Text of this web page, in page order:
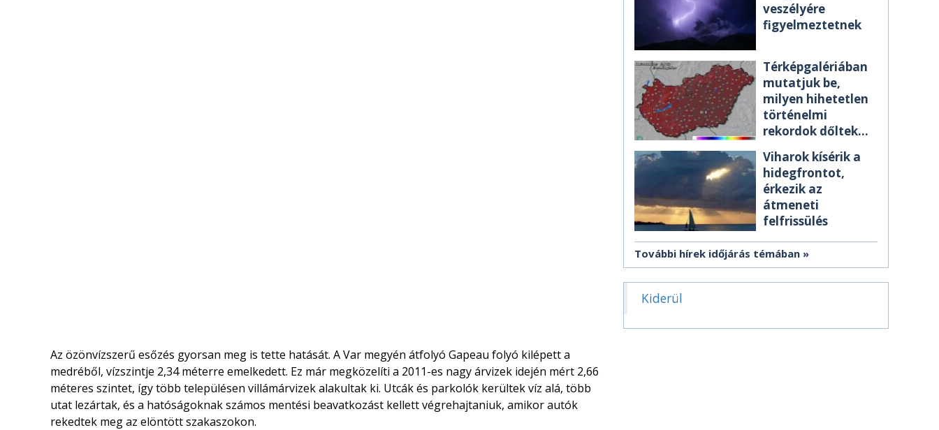
Az özönvízszerű esőzés gyorsan meg is tette hatását. A Var megyén átfolyó Gapeau folyó kilépett a
medréből, vízszintje 2,34 méterre emelkedett. Ez már megközelíti a 2011-es nagy árvizek idején mért 2,66
méteres szintet, így több településen villámárvizek alakultak ki. Utcák és parkolók kerültek víz alá, több
utat lezártak, és a hatóságoknak számos mentési beavatkozást kellett végrehajtaniuk, amikor autók
rekedtek meg az elöntött szakaszokon.
veszélyére
figyelmeztetnek
Térképgalériában
mutatjuk be,
milyen hihetetlen
történelmi
rekordok dőltek
Viharok kísérik a
hidegfrontot,
érkezik az
átmeneti
felfrissülés
További hírek időjárás témában
Kiderül